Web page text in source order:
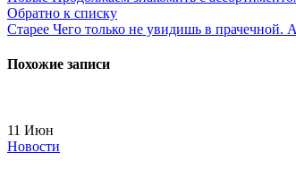
Обратно к списку
Старее Чего только не увидишь в
Похожие записи
11 Июн
Новости